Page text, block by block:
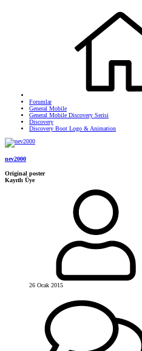
Forumlar
General Mobile
General Mobile Discovery Serisi
Discovery
Discovery Boot Logo & Animation
nev2000
Original poster
Kayıtlı Üye
26 Ocak 2015